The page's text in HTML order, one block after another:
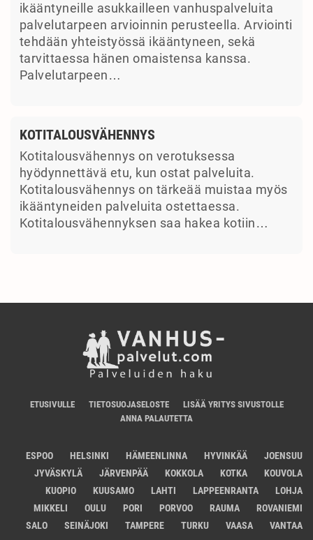
ikääntyneille asukkailleen vanhuspalveluita
palvelutarpeen arvioinnin perusteella. Arviointi
tehdään yhteistyössä ikääntyneen, sekä
tarvittaessa hänen omaistensa kanssa.
Palvelutarpeen…
KOTITALOUSVÄHENNYS
Kotitalousvähennys on verotuksessa
hyödynnettävä etu, kun ostat palveluita.
Kotitalousvähennys on tärkeää muistaa myös
ikääntyneiden palveluita ostettaessa.
Kotitalousvähennyksen saa hakea kotiin…
ETUSIVULLE TIETOSUOJASELOSTE
LISÄÄ YRITYS SIVUSTOLLE
ANNA PALAUTETTA
ESPOO HELSINKI HÄMEENLINNA HYVINKÄÄ
JOENSUU
JYVÄSKYLÄ
JÄRVENPÄÄ KOKKOLA KOTKA
KOUVOLA
KUOPIO
KUUSAMO LAHTI LAPPEENRANTA
LOHJA
MIKKELI
OULU PORI PORVOO RAUMA
ROVANIEMI
SALO
SEINÄJOKI TAMPERE TURKU VAASA VANTAA